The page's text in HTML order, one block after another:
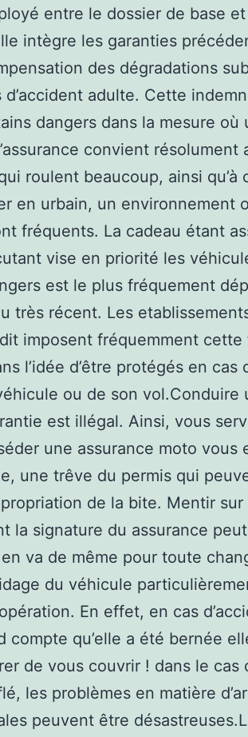
entre le dossier de base et
intègre les garanties
des dégradations
adulte. Cette
dangers dans la mesure où
convient résolument
roulent beaucoup, ainsi qu’à
en urbain, un environnement
fréquents. La cadeau étant
vise en priorité les
est le plus fréquement
très récent. Les
imposent fréquemment cette
l’idée d’être protégés en cas
ou de son vol.Conduire
est illégal. Ainsi, vous
une assurance moto vous
une trêve du permis qui
de la bite. Mentir sur
la signature du assurance
va de même pour toute
du véhicule
En effet, en cas
compte qu’elle a été bernée
de vous couvrir ! dans le cas
les problèmes en matière
peuvent être